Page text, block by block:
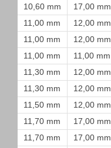
10,60 mm
17,00 mm
11,00 mm
12,00 mm
11,00 mm
12,00 mm
11,00 mm
11,00 mm
11,30 mm
12,00 mm
11,30 mm
12,00 mm
11,50 mm
12,00 mm
11,70 mm
17,00 mm
11,70 mm
17,00 mm